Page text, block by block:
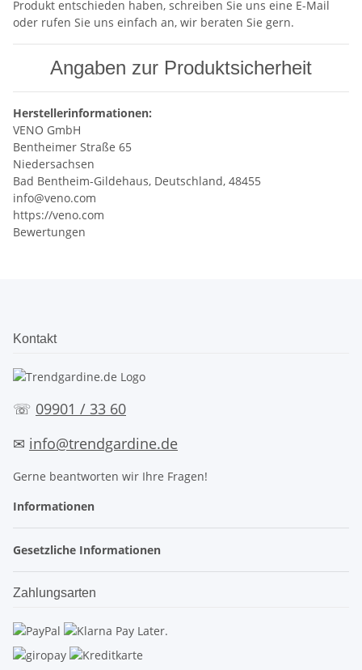
Produkt entschieden haben, schreiben Sie uns eine E-Mail
oder rufen Sie uns einfach an, wir beraten Sie gern.
Angaben zur Produktsicherheit
Herstellerinformationen:
VENO GmbH
Bentheimer Straße 65
Niedersachsen
Bad Bentheim-Gildehaus, Deutschland, 48455
info@veno.com
https://veno.com
Bewertungen
Kontakt
☏ 09901 / 33 60
✉ info@trendgardine.de
Gerne beantworten wir Ihre Fragen!
Informationen
Gesetzliche Informationen
Zahlungsarten